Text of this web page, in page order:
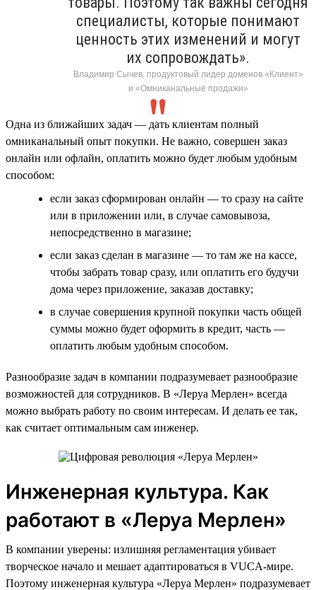
специалисты, которые понимают
ценность этих изменений и могут
их сопровождать».
Владимир Сычев, продуктовый лидер доменов «Клиент»
и «Омниканальные продажи»
Одна из ближайших задач — дать клиентам полный
омниканальный опыт покупки. Не важно, совершен заказ
онлайн или офлайн, оплатить можно будет любым удобным
способом:
если заказ сформирован онлайн — то сразу на сайте
или в приложении или, в случае самовывоза,
непосредственно в магазине;
если заказ сделан в магазине — то там же на кассе,
чтобы забрать товар сразу, или оплатить его будучи
дома через приложение, заказав доставку;
в случае совершения крупной покупки часть общей
суммы можно будет оформить в кредит, часть —
оплатить любым удобным способом.
Разнообразие задач в компании подразумевает разнообразие
возможностей для сотрудников. В «Леруа Мерлен» всегда
можно выбрать работу по своим интересам. И делать ее так,
как считает оптимальным сам инженер.
Инженерная культура. Как
работают в «Леруа Мерлен»
В компании уверены: излишняя регламентация убивает
творческое начало и мешает адаптироваться в VUCA-мире.
Поэтому инженерная культура «Леруа Мерлен» подразумевает